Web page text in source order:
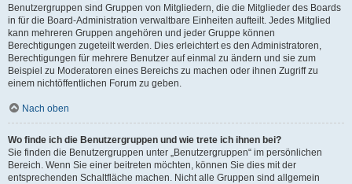
Benutzergruppen sind Gruppen von Mitgliedern, die die Mitglieder des Boards
in für die Board-Administration verwaltbare Einheiten aufteilt. Jedes Mitglied
kann mehreren Gruppen angehören und jeder Gruppe können
Berechtigungen zugeteilt werden. Dies erleichtert es den Administratoren,
Berechtigungen für mehrere Benutzer auf einmal zu ändern und sie zum
Beispiel zu Moderatoren eines Bereichs zu machen oder ihnen Zugriff zu
einem nichtöffentlichen Forum zu geben.
Nach oben
Wo finde ich die Benutzergruppen und wie trete ich ihnen bei?
Sie finden die Benutzergruppen unter „Benutzergruppen“ im persönlichen
Bereich. Wenn Sie einer beitreten möchten, können Sie dies mit der
entsprechenden Schaltfläche machen. Nicht alle Gruppen sind allgemein